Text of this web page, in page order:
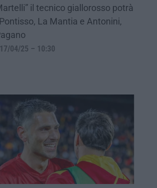
il tecnico giallorosso potrà
La Mantia e Antonini,
04/25 – 10:30